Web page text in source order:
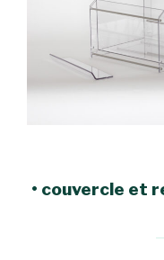
• couvercle et